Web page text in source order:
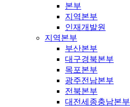
본부
지역본부
인재개발원
지역본부
부산본부
대구경북본부
목포본부
광주전남본부
전북본부
대전세종충남본부